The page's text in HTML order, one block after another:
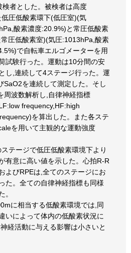
者とした。被検者は高度
圧低酸素環下(低圧室)(気
酸素濃度:20.9%)と常圧低酸素
圧低酸素室)(気圧:1013hPa,酸素
で自転車エルゴメーターを用
試験行った。運動は10分間の安
し,連続して4ステージ行った。運
SaO2を連続して測定した。そし
周波数解析し,自律神経指標
frequency,HF:high
を算出した。また各ステ
を用いて主観的な運動強度
テージで低圧低酸素環境下より
有意に高い値を示した。心拍R-R
よびRPEは,全てのステージにお
た。全ての自律神経指標も同様
。
に相当する低酸素環境では,同
いによって体内の低酸素状況に
経活動に与える影響は小さいと